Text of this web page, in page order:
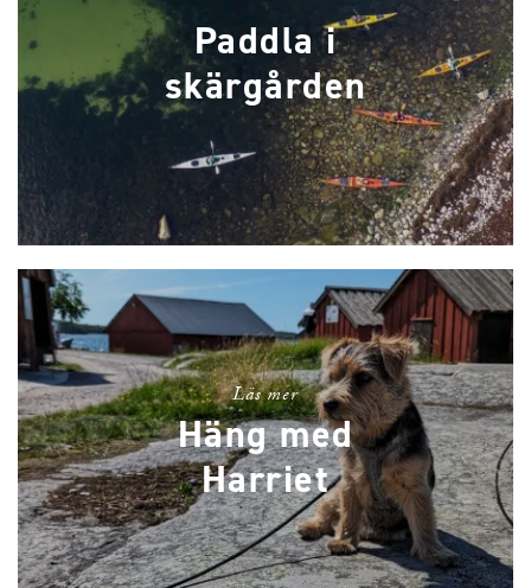
Paddla i
skärgården
Läs mer
Häng med
Harriet